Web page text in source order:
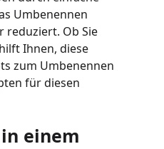
Umbenennen
reduziert. Ob Sie
Ihnen, diese
zum Umbenennen
für diesen
einem